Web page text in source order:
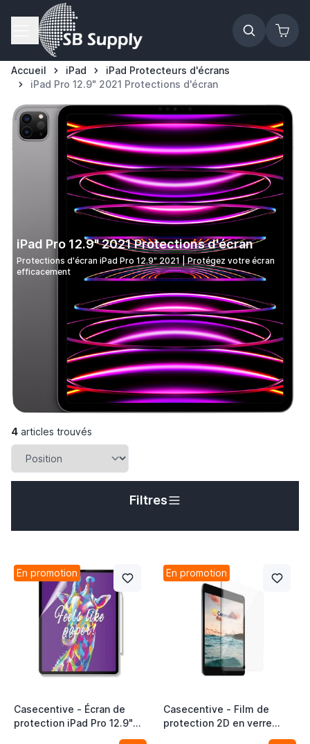
Allez au contenu
Accueil iPad
iPad Protecteurs d'écrans
iPad Pro 12.9" 2021 Protections d'écran
iPad Pro 12.9" 2021 Protections d'écran
Protections d'écran iPad Pro 12.9" 2021 | Protégez votre écran
efficacement
4 articles trouvés
Filtres
En promotion
Casecentive - Écran de
protection iPad Pro 12.9"
2018 / 2020 - Effet papier
En promotion
Casecentive - Film de
protection 2D en verre
trempé - iPad Pro 12.9"